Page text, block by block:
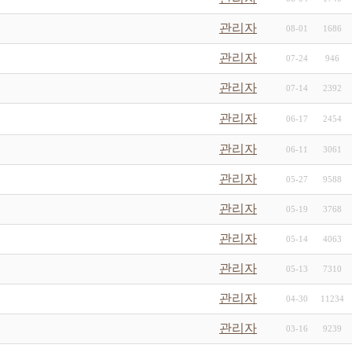
관리자 08-01 1686
관리자 07-24 946
관리자 07-14 2392
관리자 06-17 2454
관리자 06-11 3061
관리자 05-27 9588
관리자 05-19 3768
관리자 05-14 4063
관리자 05-13 7310
관리자 04-30 11234
관리자 03-16 9239